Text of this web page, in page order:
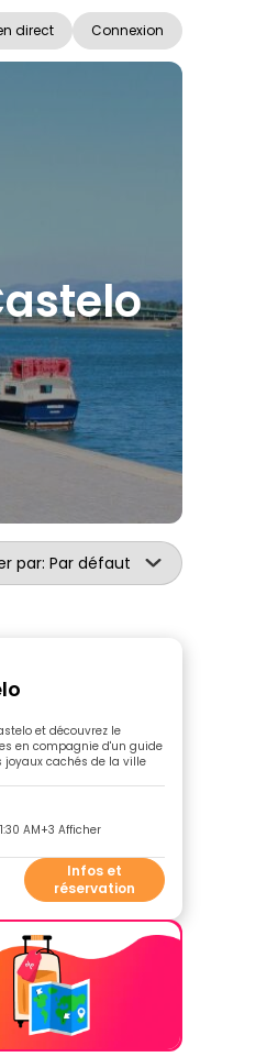
direct Connexion
par: Par défaut
et découvrez le
en compagnie d'un guide
joyaux cachés de la ville
AM+3 Afficher
Infos et
réservation